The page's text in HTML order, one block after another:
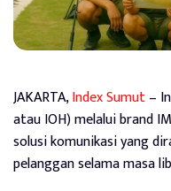
JAKARTA,Index Sumut–
atau IOH) melalui brand
solusi komunikasi yang
pelanggan selama masa